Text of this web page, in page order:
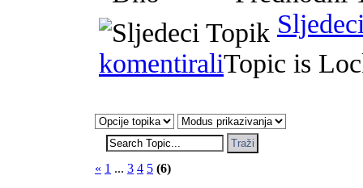
komentiraliTopic is
« 1 ... 3 4 5 (6)